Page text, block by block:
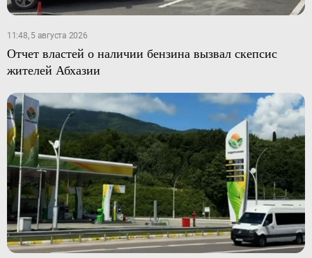
11:48, 5 августа 2026
Отчет властей о наличии бензина вызвал скепсис
жителей Абхазии